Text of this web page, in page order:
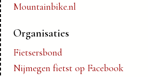
Mountainbike.nl
Organisaties
Fietsersbond
Nijmegen fietst op Facebook